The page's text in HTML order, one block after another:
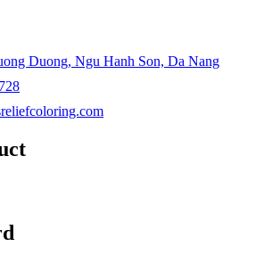
Duong, Ngu Hanh Son, Da Nang